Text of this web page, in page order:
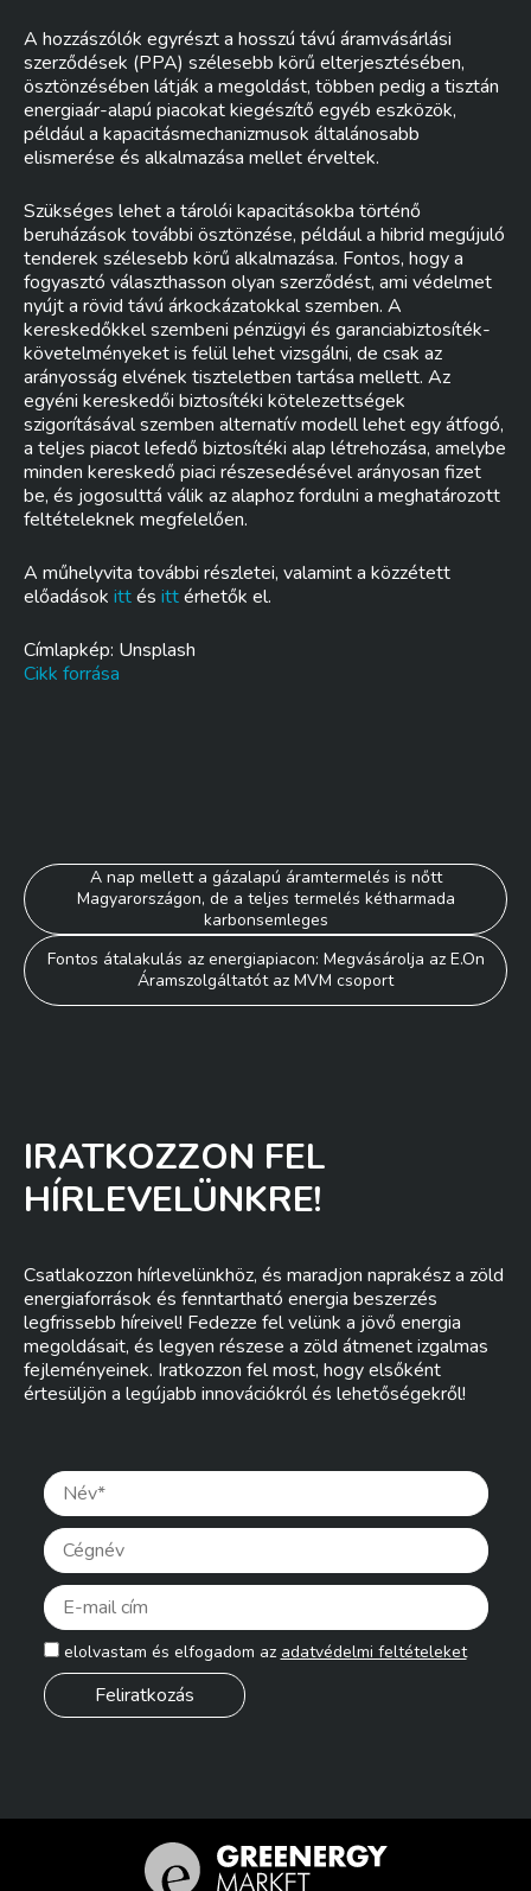
A hozzászólók egyrészt a hosszú távú áramvásárlási
szerződések (PPA) szélesebb körű elterjesztésében,
ösztönzésében látják a megoldást, többen pedig a tisztán
energiaár-alapú piacokat kiegészítő egyéb eszközök,
például a kapacitásmechanizmusok általánosabb
elismerése és alkalmazása mellet érveltek.
Szükséges lehet a tárolói kapacitásokba történő
beruházások további ösztönzése, például a hibrid megújuló
tenderek szélesebb körű alkalmazása. Fontos, hogy a
fogyasztó választhasson olyan szerződést, ami védelmet
nyújt a rövid távú árkockázatokkal szemben. A
kereskedőkkel szembeni pénzügyi és garanciabiztosíték-
követelményeket is felül lehet vizsgálni, de csak az
arányosság elvének tiszteletben tartása mellett. Az
egyéni kereskedői biztosítéki kötelezettségek
szigorításával szemben alternatív modell lehet egy átfogó,
a teljes piacot lefedő biztosítéki alap létrehozása, amelybe
minden kereskedő piaci részesedésével arányosan fizet
be, és jogosulttá válik az alaphoz fordulni a meghatározott
feltételeknek megfelelően.
A műhelyvita további részletei, valamint a közzétett
előadások ittés ittérhetők el.
Címlapkép: Unsplash
Cikk forrása
Bejegyzés
navigáció
A nap mellett a gázalapú áramtermelés is nőtt
Magyarországon, de a teljes termelés kétharmada
karbonsemleges
Fontos átalakulás az energiapiacon: Megvásárolja az E.On
Áramszolgáltatót az MVM csoport
IRATKOZZON FEL
HÍRLEVELÜNKRE!
Csatlakozzon hírlevelünkhöz, és maradjon naprakész a zöld
energiaforrások és fenntartható energia beszerzés
legfrissebb híreivel! Fedezze fel velünk a jövő energia
megoldásait, és legyen részese a zöld átmenet izgalmas
fejleményeinek. Iratkozzon fel most, hogy elsőként
értesüljön a legújabb innovációkról és lehetőségekről!
elolvastam és elfogadom az adatvédelmi feltételeket